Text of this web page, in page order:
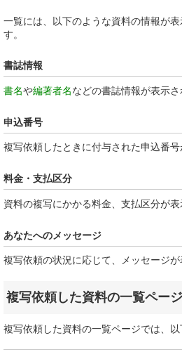
一覧には、以下のような資料の情報が
す。
書誌情報
書名や編著者名などの書誌情報が表示さ
申込番号
複写依頼したときに付与された申込番号
料金・支払区分
資料の複写にかかる料金、支払区分が表
あなたへのメッセージ
複写依頼の状況に応じて、メッセージが
複写依頼した資料の一覧ペー
複写依頼した資料の一覧ページでは、以